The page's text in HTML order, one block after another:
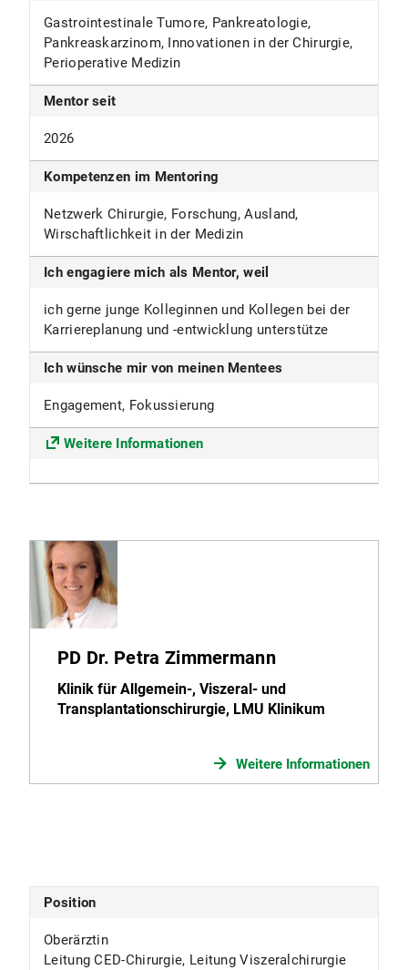
Gastrointestinale Tumore, Pankreatologie,
Pankreaskarzinom, Innovationen in der Chirurgie,
Perioperative Medizin
Mentor seit
2026
Kompetenzen im Mentoring
Netzwerk Chirurgie, Forschung, Ausland,
Wirschaftlichkeit in der Medizin
Ich engagiere mich als Mentor, weil
ich gerne junge Kolleginnen und Kollegen bei der
Karriereplanung und -entwicklung unterstütze
Ich wünsche mir von meinen Mentees
Engagement, Fokussierung
Weitere Informationen
PD Dr. Petra Zimmermann
Klinik für Allgemein-, Viszeral- und
Transplantationschirurgie, LMU Klinikum
Weitere Informationen
Position
Oberärztin
Leitung CED-Chirurgie, Leitung Viszeralchirurgie